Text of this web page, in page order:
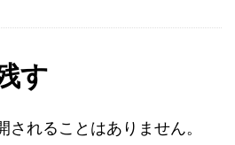
す
れることはありません。